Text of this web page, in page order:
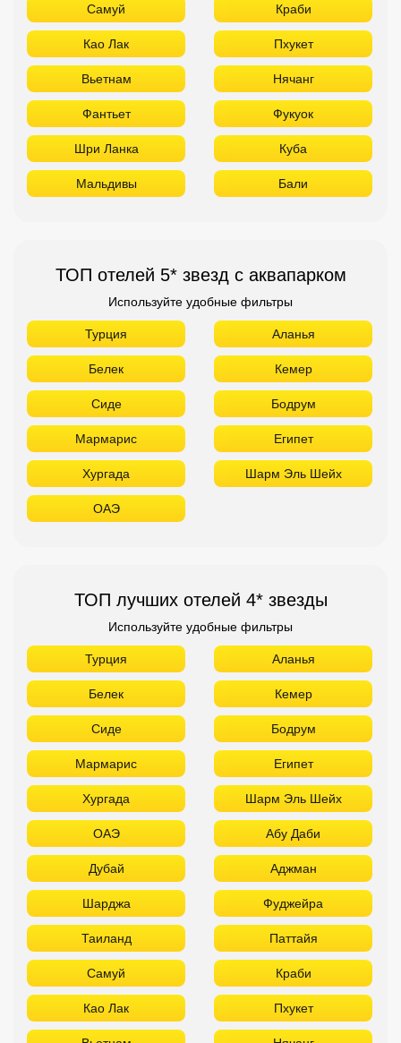
Самуй Краби
Као Лак Пхукет
Вьетнам Нячанг
Фантьет Фукуок
Шри Ланка Куба
Мальдивы Бали
ТОП отелей 5* звезд с аквапарком
Используйте удобные фильтры
Турция Аланья
Белек Кемер
Сиде Бодрум
Мармарис Египет
Хургада Шарм Эль Шейх
ОАЭ
ТОП лучших отелей 4* звезды
Используйте удобные фильтры
Турция Аланья
Белек Кемер
Сиде Бодрум
Мармарис Египет
Хургада Шарм Эль Шейх
ОАЭ Абу Даби
Дубай Аджман
Шарджа Фуджейра
Таиланд Паттайя
Самуй Краби
Као Лак Пхукет